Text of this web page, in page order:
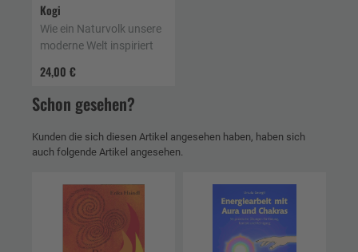
Kogi
24,00 €
Wie ein Naturvolk unsere
moderne Welt inspiriert
Schon gesehen?
Kunden die sich diesen Artikel angesehen haben, haben sich
auch folgende Artikel angesehen.